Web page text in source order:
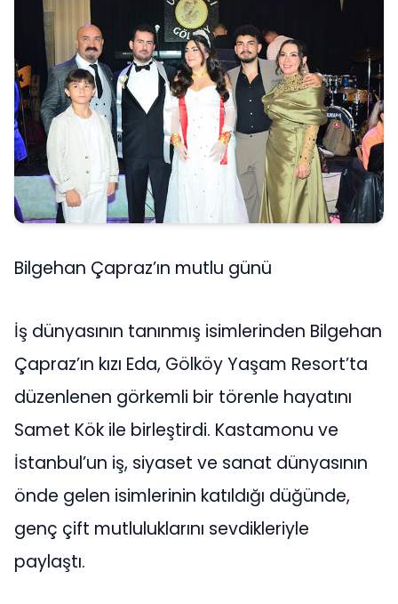
Bilgehan Çapraz’ın mutlu günü
İş dünyasının tanınmış isimlerinden Bilgehan
Çapraz’ın kızı Eda, Gölköy Yaşam Resort’ta
düzenlenen görkemli bir törenle hayatını
Samet Kök ile birleştirdi. Kastamonu ve
İstanbul’un iş, siyaset ve sanat dünyasının
önde gelen isimlerinin katıldığı düğünde,
genç çift mutluluklarını sevdikleriyle
paylaştı.